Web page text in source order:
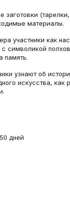
заготовки
материалы.
участники как
с символикой
память.
узнают об
искусства, как
дней